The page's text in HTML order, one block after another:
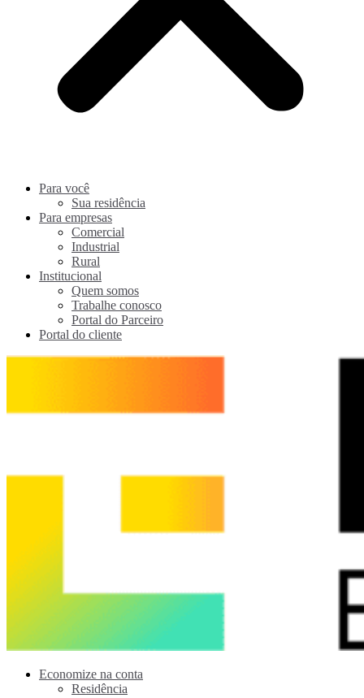
Para você
Sua residência
Para empresas
Comercial
Industrial
Rural
Institucional
Quem somos
Trabalhe conosco
Portal do Parceiro
Portal do cliente
Economize na conta
Residência